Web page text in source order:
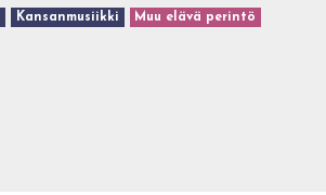
Kansanmusiikki Muu elävä perintö